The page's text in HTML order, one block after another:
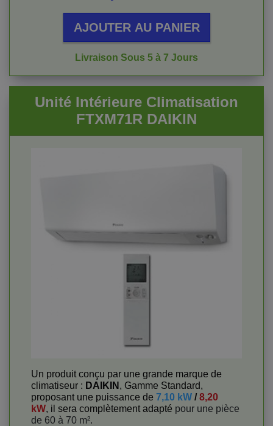
AJOUTER AU PANIER
Livraison Sous 5 à 7 Jours
Unité Intérieure Climatisation
FTXM71R DAIKIN
Un produit conçu par une grande marque de
climatiseur : DAIKIN , Gamme Standard,
proposant une puissance de 7,10 kW /8,20
kW, il sera complètement adapté pour une pièce
de 60 à 70 m².